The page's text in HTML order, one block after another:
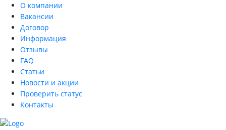
О компании
Вакансии
Договор
Информация
Отзывы
FAQ
Статьи
Новости и акции
Проверить статус
Контакты